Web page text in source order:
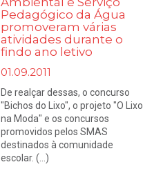
Pedagógico da Água
promoveram várias
atividades durante o
findo ano letivo
01.09.2011
De realçar dessas, o concurso
"Bichos do Lixo", o projeto "O Lixo
na Moda" e os concursos
promovidos pelos SMAS
destinados à comunidade
escolar. (...)